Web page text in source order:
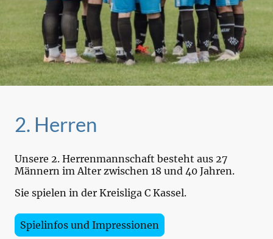
2. Herren
Unsere 2. Herrenmannschaft besteht aus 27
Männern im Alter zwischen 18 und 40 Jahren.
Sie spielen in der Kreisliga C Kassel.
Spielinfos und Impressionen